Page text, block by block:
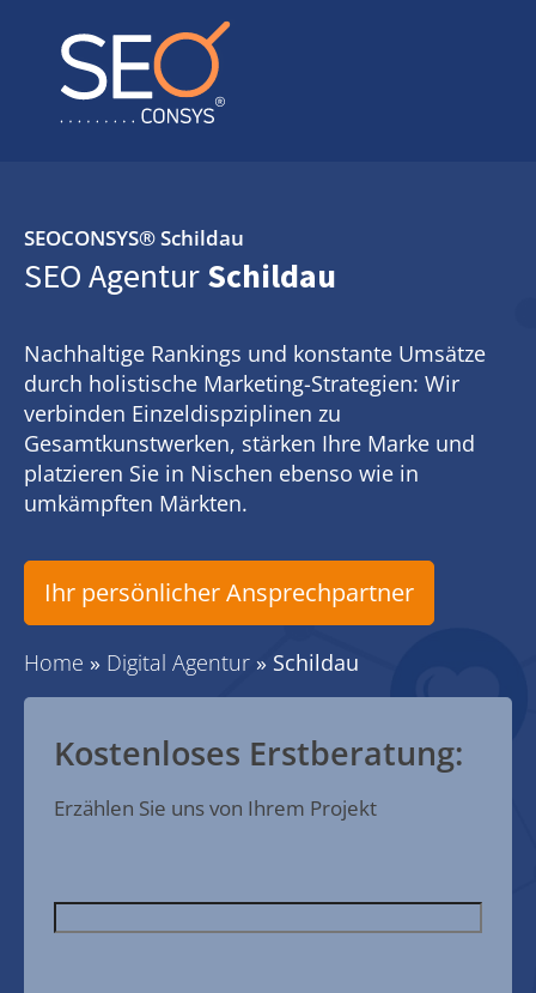
SEOCONSYS®Schildau
SEO AgenturSchildau
Nachhaltige Rankings und konstante Umsätze
durch holistische Marketing-Strategien: Wir
verbinden Einzeldispziplinen zu
Gesamtkunstwerken, stärken Ihre Marke und
platzieren Sie in Nischen ebenso wie in
umkämpften Märkten.
Ihr persönlicher Ansprechpartner
Home » Digital Agentur » Schildau
Kostenloses Erstberatung:
Erzählen Sie uns von Ihrem Projekt